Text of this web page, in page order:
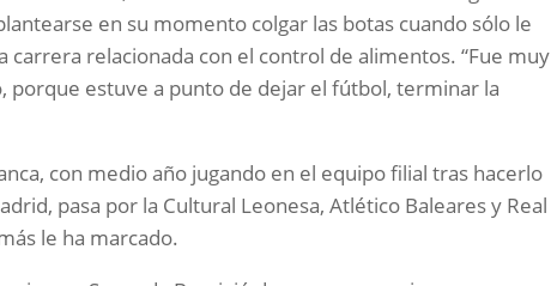
en su momento colgar las botas cuando sólo le
carrera relacionada con el control de alimentos. “Fue muy
porque estuve a punto de dejar el fútbol, terminar la
con medio año jugando en el equipo filial tras hacerlo
pasa por la Cultural Leonesa, Atlético Baleares y Real
le ha marcado.